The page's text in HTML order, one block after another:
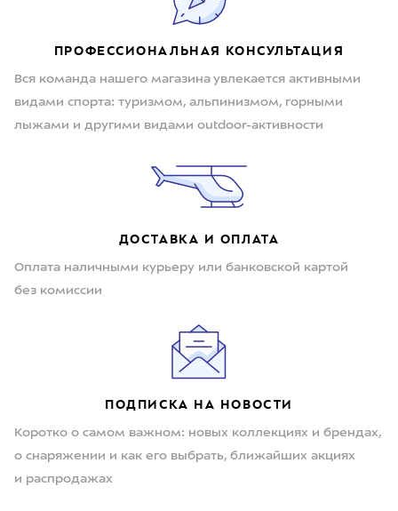
ПРОФЕССИОНАЛЬНАЯ КОНСУЛЬТАЦИЯ
Вся команда нашего магазина увлекается активными
видами спорта: туризмом, альпинизмом, горными
лыжами и другими видами outdoor-активности
ДОСТАВКА И ОПЛАТА
Оплата наличными курьеру или банковской картой
без комиссии
ПОДПИСКА НА НОВОСТИ
Коротко о самом важном: новых коллекциях и брендах,
о снаряжении и как его выбрать, ближайших акциях
и распродажах